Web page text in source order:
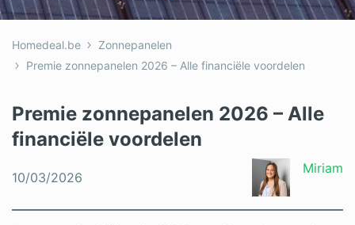
Hovenier
Isolatie
Metselaar
Ramen
Rolluiken
Homedeal.be
Zonnepanelen
Premie zonnepanelen 2026 – Alle financiële voordelen
Premie zonnepanelen 2026 – Alle
financiële voordelen
10/03/2026
Miriam